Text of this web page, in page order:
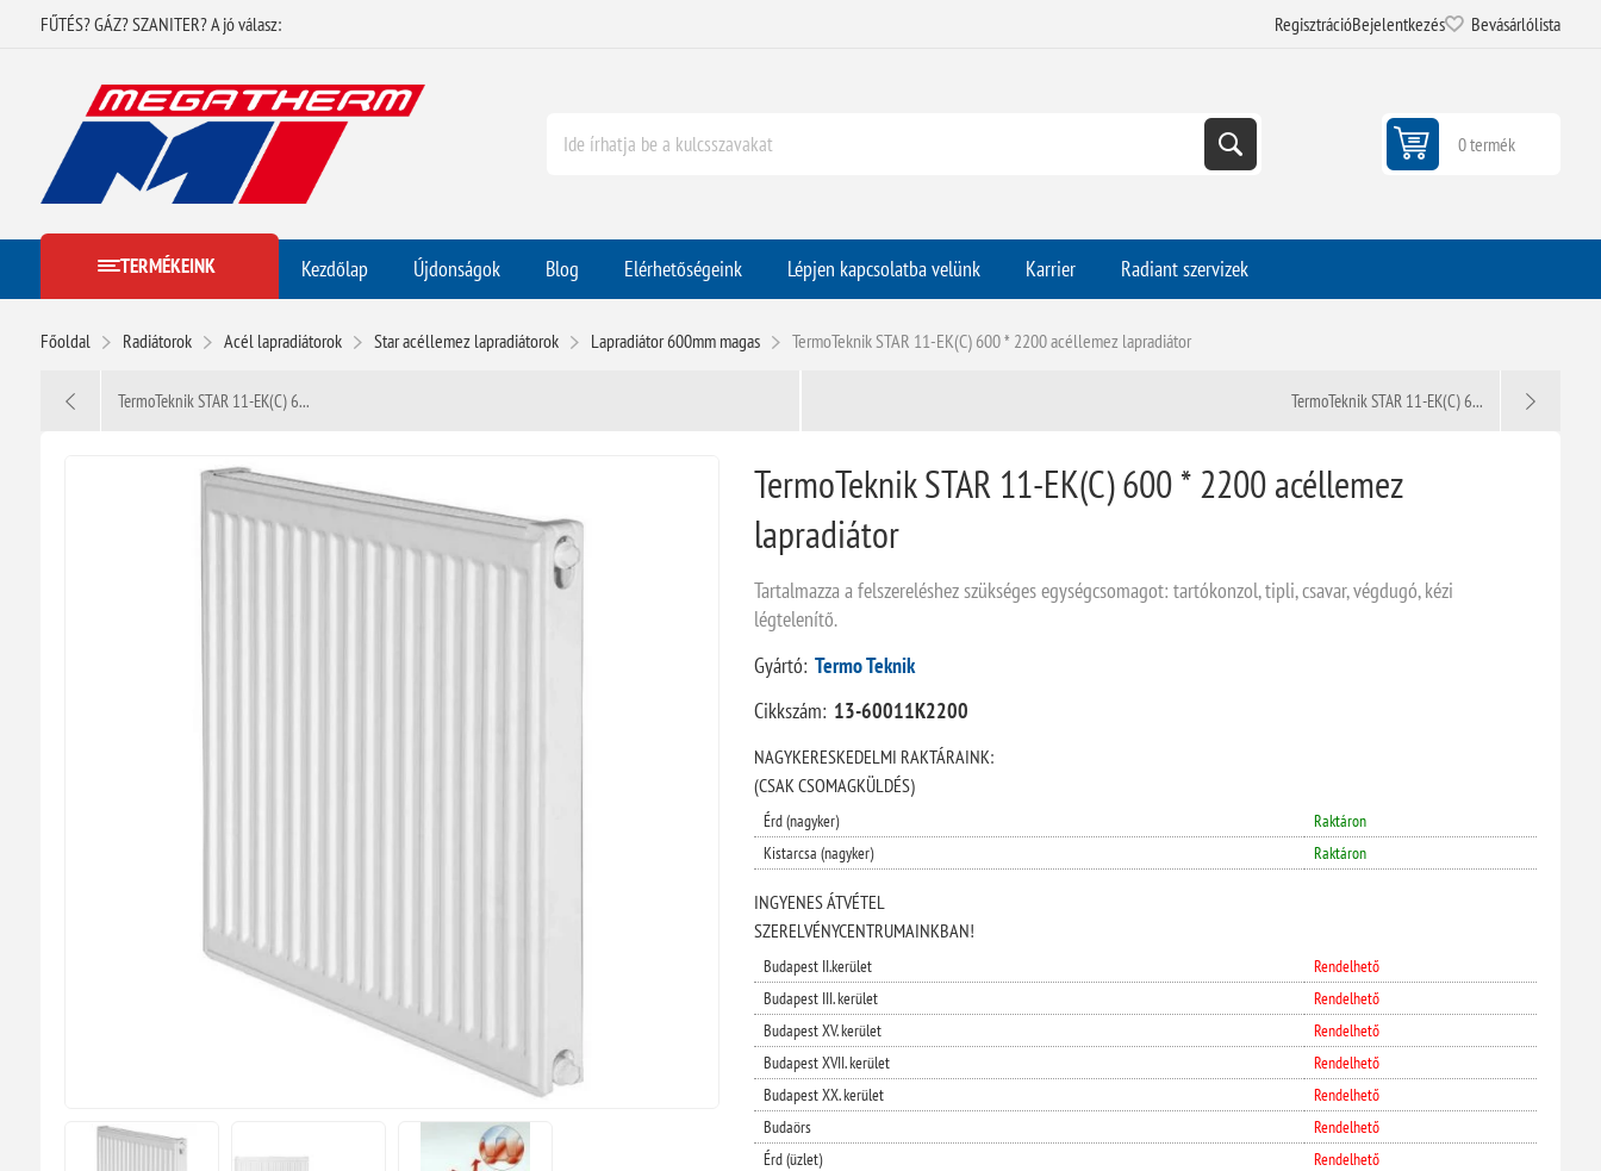
FŰTÉS? GÁZ? SZANITER? A jó válasz: RegisztrációBejelentkezés Bevásárlólista
0 termék
TERMÉKEINK Kezdőlap Újdonságok Blog Elérhetőségeink Lépjen kapcsolatba velünk Karrier Radiant szervizek
Főoldal Radiátorok Acél lapradiátorok Star acéllemez lapradiátorok Lapradiátor 600mm magas TermoTeknik STAR 11-EK(C) 600 * 2200 acéllemez lapradiátor
TermoTeknik STAR 11-EK(C) 6... TermoTeknik STAR 11-EK(C) 6...
TermoTeknik STAR 11-EK(C) 600 * 2200 acéllemez
lapradiátor
Tartalmazza a felszereléshez szükséges egységcsomagot: tartókonzol, tipli, csavar, végdugó, kézi
légtelenítő.
Gyártó: Termo Teknik
Cikkszám: 13-60011K2200
NAGYKERESKEDELMI RAKTÁRAINK:
(CSAK CSOMAGKÜLDÉS)
Érd (nagyker)
Raktáron
Kistarcsa (nagyker)
Raktáron
INGYENES ÁTVÉTEL
SZERELVÉNYCENTRUMAINKBAN!
Budapest II.kerület
Rendelhető
Budapest III. kerület
Rendelhető
Budapest XV. kerület
Rendelhető
Budapest XVII. kerület
Rendelhető
Budapest XX. kerület
Rendelhető
Budaörs
Rendelhető
Érd (üzlet)
Rendelhető